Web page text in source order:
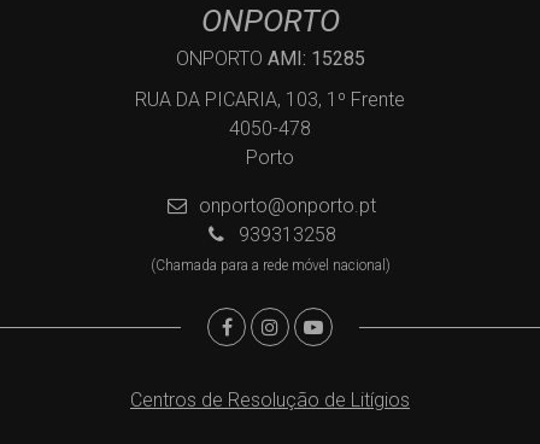
ONPORTO
ONPORTO AMI: 15285
RUA DA PICARIA, 103, 1º Frente
4050-478
Porto
onporto@onporto.pt
939313258
(Chamada para a rede móvel nacional)
Centros de Resolução de Litígios